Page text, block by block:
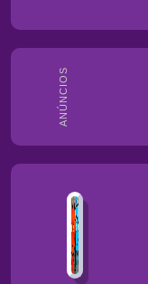
ANÚNCIOS